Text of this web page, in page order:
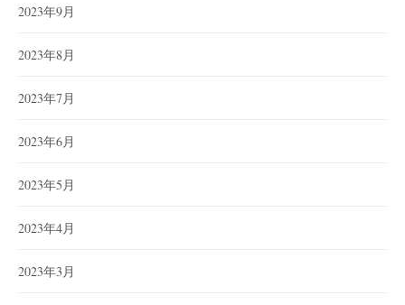
2023年9月
2023年8月
2023年7月
2023年6月
2023年5月
2023年4月
2023年3月